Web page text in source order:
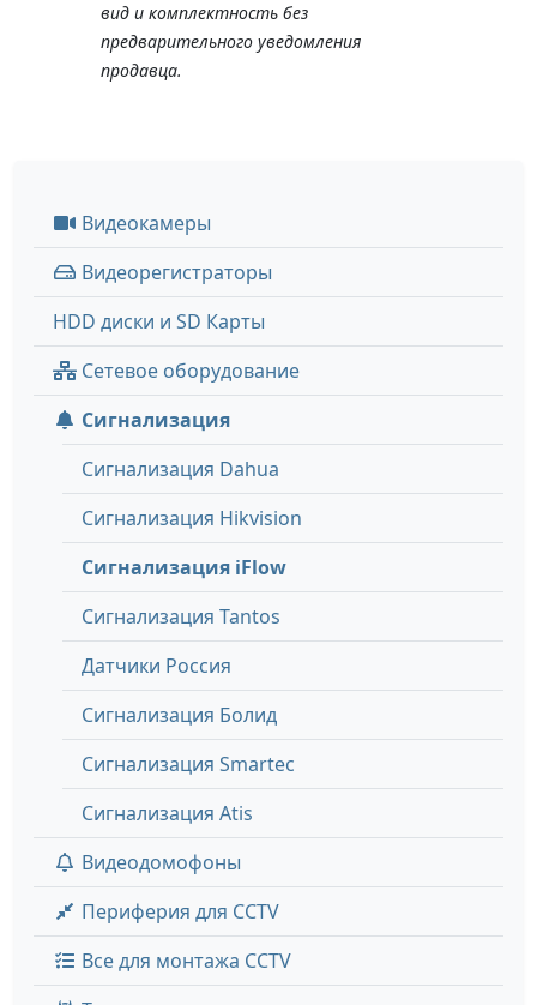
вид и комплектность без
предварительного уведомления
продавца.
Видеокамеры
Видеорегистраторы
HDD диски и SD Карты
Сетевое оборудование
Сигнализация
Сигнализация Dahua
Сигнализация Hikvision
Сигнализация iFlow
Сигнализация Tantos
Датчики Россия
Сигнализация Болид
Сигнализация Smartec
Сигнализация Atis
Видеодомофоны
Периферия для CCTV
Все для монтажа CCTV